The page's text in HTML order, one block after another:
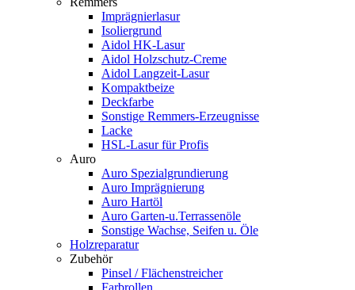
Imprägnierlasur
Isoliergrund
Aidol HK-Lasur
Aidol Holzschutz-Creme
Aidol Langzeit-Lasur
Kompaktbeize
Deckfarbe
Sonstige Remmers-Erzeugnisse
Lacke
HSL-Lasur für Profis
Auro
Auro Spezialgrundierung
Auro Imprägnierung
Auro Hartöl
Auro Garten-u.Terrassenöle
Sonstige Wachse, Seifen u. Öle
Holzreparatur
Zubehör
Pinsel / Flächenstreicher